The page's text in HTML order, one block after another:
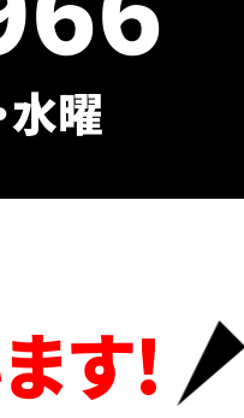
曜
す!